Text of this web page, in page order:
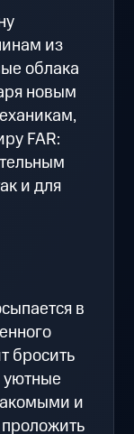
из
облака
новым
FAR:
и для
в
бросить
и